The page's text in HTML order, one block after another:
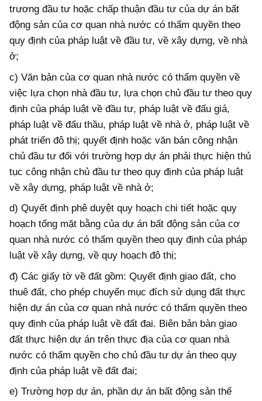
trương đầu tư hoặc chấp thuận đầu tư của dự án bất
động sản của cơ quan nhà nước có thẩm quyền theo
quy định của pháp luật về đầu tư, về xây dựng, về nhà
ở;
c) Văn bản của cơ quan nhà nước có thẩm quyền về
việc lựa chọn nhà đầu tư, lựa chọn chủ đầu tư theo quy
định của pháp luật về đầu tư, pháp luật về đấu giá,
pháp luật về đấu thầu, pháp luật về nhà ở, pháp luật về
phát triển đô thị; quyết định hoặc văn bản công nhận
chủ đầu tư đối với trường hợp dự án phải thực hiện thủ
tục công nhận chủ đầu tư theo quy định của pháp luật
về xây dựng, pháp luật về nhà ở;
d) Quyết định phê duyệt quy hoạch chi tiết hoặc quy
hoạch tổng mặt bằng của dự án bất động sản của cơ
quan nhà nước có thẩm quyền theo quy định của pháp
luật về xây dựng, về quy hoạch đô thị;
đ) Các giấy tờ về đất gồm: Quyết định giao đất, cho
thuê đất, cho phép chuyển mục đích sử dụng đất thực
hiện dự án của cơ quan nhà nước có thẩm quyền theo
quy định của pháp luật về đất đai. Biên bản bàn giao
đất thực hiện dự án trên thực địa của cơ quan nhà
nước có thẩm quyền cho chủ đầu tư dự án theo quy
định của pháp luật về đất đai;
e) Trường hợp dự án, phần dự án bất động sản thế